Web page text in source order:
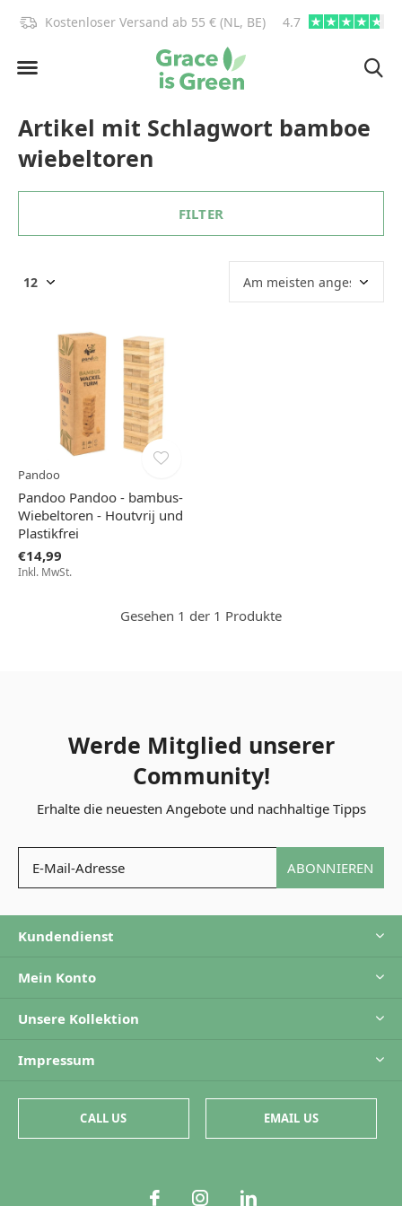
Kostenloser Versand ab 55 € (NL, BE) 4.7
Artikel mit Schlagwort bamboe
wiebeltoren
FILTER
Pandoo
Pandoo Pandoo - bambus-
Wiebeltoren - Houtvrij und
Plastikfrei
€14,99
Inkl. MwSt.
Gesehen 1 der 1 Produkte
Werde Mitglied unserer
Community!
Erhalte die neuesten Angebote und nachhaltige Tipps
ABONNIEREN
Kundendienst
Mein Konto
Unsere Kollektion
Impressum
CALL US EMAIL US